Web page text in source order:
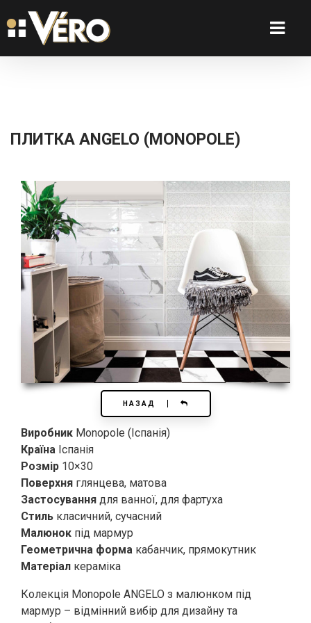
ПЛИТКА ANGELO (MONOPOLE)
НАЗАД
Виробник Monopole (Іспанія)
Країна Іспанія
Розмір 10×30
Поверхня глянцева, матова
Застосування для ванної, для фартуха
Стиль класичний, сучасний
Малюнок під мармур
Геометрична форма кабанчик, прямокутник
Матеріал кераміка
Колекція Monopole ANGELO з малюнком під
мармур – відмінний вибір для дизайну та